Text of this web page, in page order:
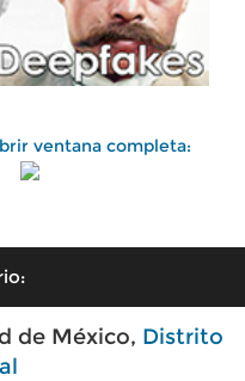
ventana completa:
de México, Distrito